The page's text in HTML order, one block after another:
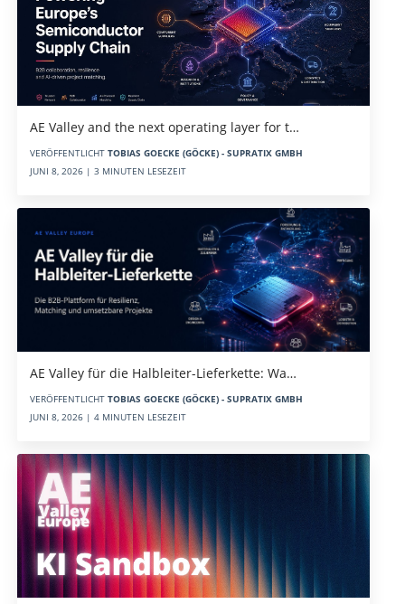
AE Valley and the next operating layer for t…
VERÖFFENTLICHT TOBIAS GOECKE (GÖCKE) - SUPRATIX GMBH
JUNI 8, 2026 | 3 MINUTEN LESEZEIT
AE Valley für die Halbleiter-Lieferkette: Wa…
VERÖFFENTLICHT TOBIAS GOECKE (GÖCKE) - SUPRATIX GMBH
JUNI 8, 2026 | 4 MINUTEN LESEZEIT